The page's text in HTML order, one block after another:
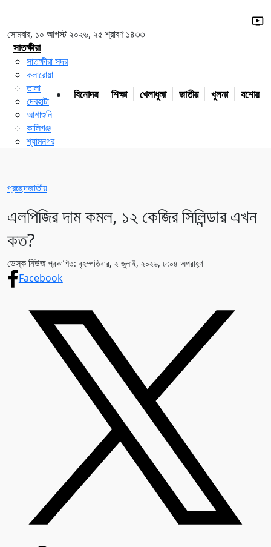
সোমবার, ১০ আগস্ট ২০২৬, ২৫ শ্রাবণ ১৪৩৩
সাতক্ষীরা
সাতক্ষীরা সদর
কলারোয়া
তালা
দেবহাটা
আশাশুনি
কালিগঞ্জ
শ্যামনগর
বিনোদন শিক্ষা খেলাধুলা জাতীয় খুলনা যশোর
প্রচ্ছদজাতীয়
এলপিজির দাম কমল, ১২ কেজির সিলিন্ডার এখন
কত?
ডেস্ক নিউজ প্রকাশিত: বৃহস্পতিবার, ২ জুলাই, ২০২৬, ৮:০৪ অপরাহ্ণ
Facebook